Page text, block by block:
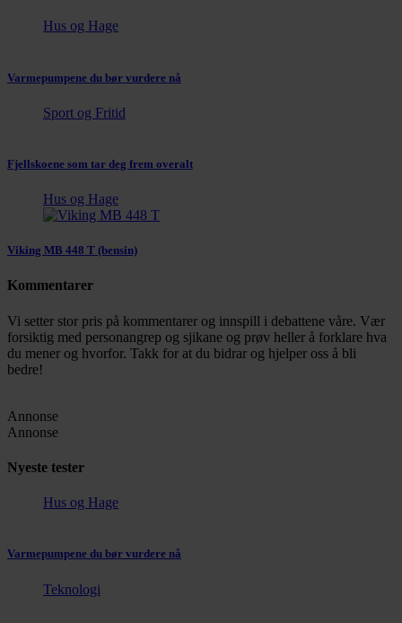
Hus og Hage
Varmepumpene du bør vurdere nå
Sport og Fritid
Fjellskoene som tar deg frem overalt
Hus og Hage
Viking MB 448 T (bensin)
Kommentarer
Vi setter stor pris på kommentarer og innspill i debattene våre. Vær
forsiktig med personangrep og sjikane og prøv heller å forklare hva
du mener og hvorfor. Takk for at du bidrar og hjelper oss å bli
bedre!
Annonse
Annonse
Nyeste tester
Hus og Hage
Varmepumpene du bør vurdere nå
Teknologi